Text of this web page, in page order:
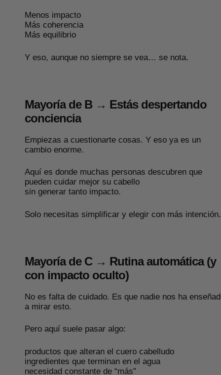
Menos impacto
Más coherencia
Más equilibrio
Y eso, aunque no siempre se vea… se nota.
Mayoría de B → Estás despertando
conciencia
Empiezas a cuestionarte cosas. Y eso ya es un
cambio enorme.
Aquí es donde muchas personas descubren que
pueden cuidar mejor su cabello
sin generar tanto impacto.
Solo necesitas simplificar y elegir con más intención.
Mayoría de C → Rutina automática (y
con impacto oculto)
No es falta de cuidado. Es que nadie nos ha
a mirar esto.
Pero aquí suele pasar algo:
productos que alteran el cuero cabelludo
ingredientes que terminan en el agua
necesidad constante de “más”